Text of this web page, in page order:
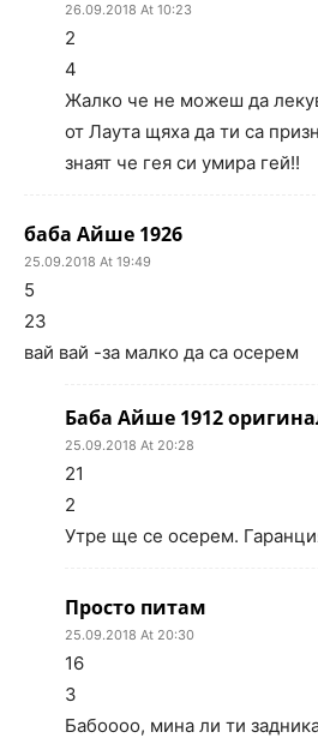
26.09.2018 At 10:23
2
4
Жалко че не можеш да
от Лаута щяха да ти са
знаят че гея си умира гей!!
баба Айше 1926
25.09.2018 At 19:49
5
23
вай вай -за малко да са осерем
Баба Айше 1912
25.09.2018 At 20:28
21
2
Утре ще се осерем.
Просто питам
25.09.2018 At 20:30
16
3
Бабоооо, мина ли ти